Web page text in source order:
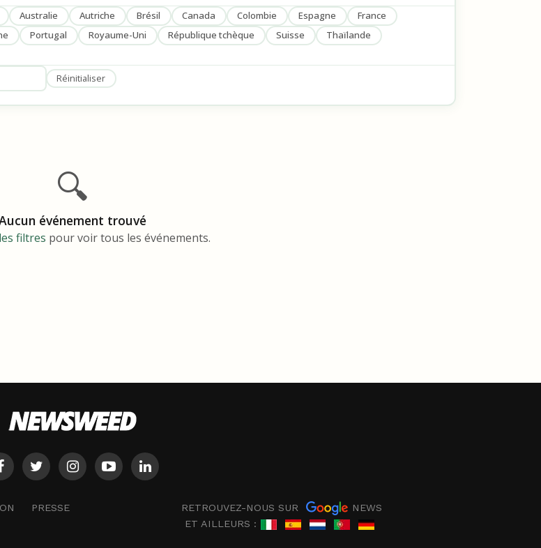
Australie Autriche Brésil Canada Colombie Espagne
France
Portugal Royaume-Uni République tchèque Suisse
Thaïlande
Réinitialiser
🔍
événement trouvé
filtres pour voir tous les événements.
PRESSE
RETROUVEZ-NOUS SUR
NEWS
ET AILLEURS :